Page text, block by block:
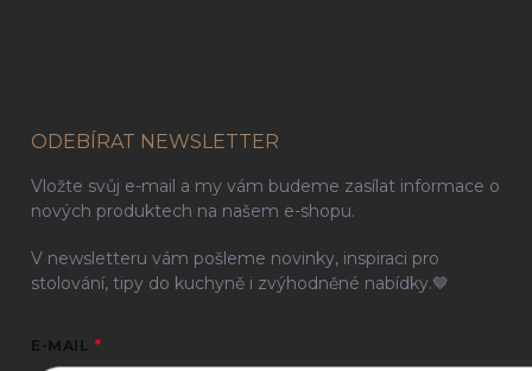
ODEBÍRAT NEWSLETTER
Vložte svůj e-mail a my vám budeme zasílat informace o
nových produktech na našem e-shopu.
V newsletteru vám pošleme novinky, inspiraci pro
stolování, tipy do kuchyně i zvýhodněné nabídky.🤎
E-MAIL